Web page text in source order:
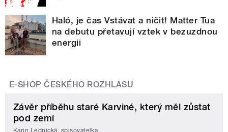
Haló, je čas Vstávat a ničit! Matter Tua
na debutu přetavují vztek v bezuzdnou
energii
E-SHOP ČESKÉHO ROZHLASU
Závěr příběhu staré Karviné, který měl zůstat
pod zemí
Karin Lednická, spisovatelka